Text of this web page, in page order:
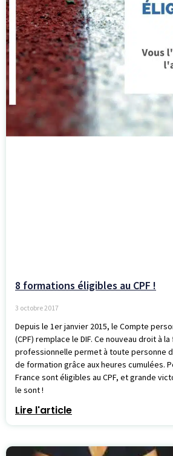
8 formations éligibles au CPF !
3 octobre 2017
Depuis le 1er janvier 2015, le Compte
(CPF) remplace le DIF. Ce nouveau droit à
professionnelle permet à toute personne
de formation grâce aux heures cumulées.
France sont éligibles au CPF, et grande
le sont !
Lire l'article